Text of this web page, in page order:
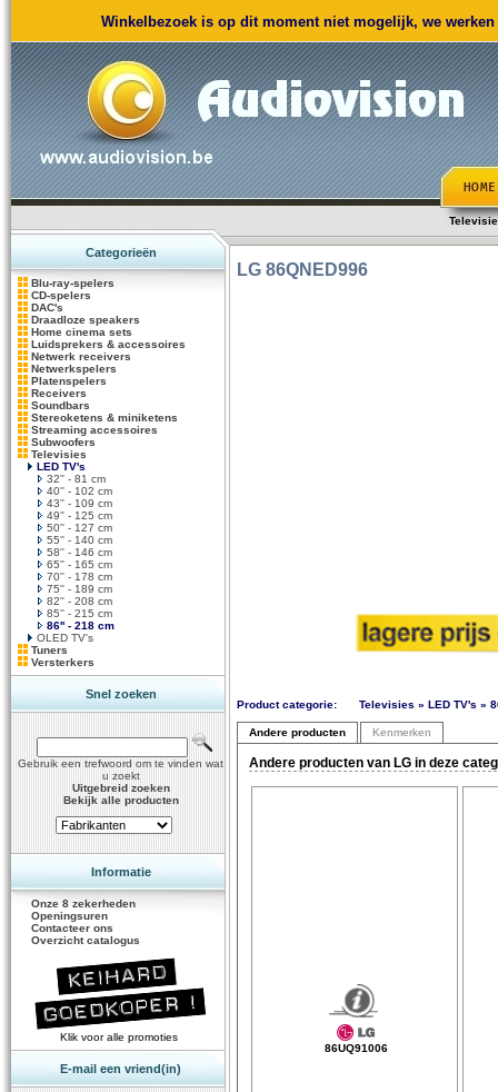
Winkelbezoek is op dit moment niet mogelijk, we
Categorieën
Blu-ray-spelers
CD-spelers
DAC's
Draadloze speakers
Home cinema sets
Luidsprekers & accessoires
Netwerk receivers
Netwerkspelers
Platenspelers
Receivers
Soundbars
Stereoketens & miniketens
Streaming accessoires
Subwoofers
Televisies
LED TV's
32'' - 81 cm
40'' - 102 cm
43'' - 109 cm
49'' - 125 cm
50'' - 127 cm
55'' - 140 cm
58'' - 146 cm
65'' - 165 cm
70'' - 178 cm
75'' - 189 cm
82'' - 208 cm
85'' - 215 cm
86'' - 218 cm
OLED TV's
Tuners
Versterkers
Snel zoeken
Gebruik een trefwoord om te vinden wat
u zoekt
Uitgebreid zoeken
Bekijk alle producten
Informatie
Onze 8 zekerheden
Openingsuren
Contacteer ons
Overzicht catalogus
Klik voor alle promoties
E-mail een vriend(in)
LG 86QNED996
Product categorie: Televisies » LED TV's »
Andere producten Kenmerken
Andere producten van LG in deze
86UQ91006